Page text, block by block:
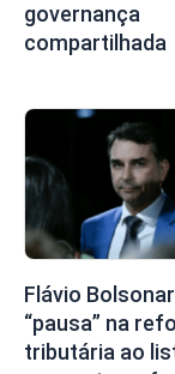
governança
compartilhada
Flávio
“pausa” na
tributária ao